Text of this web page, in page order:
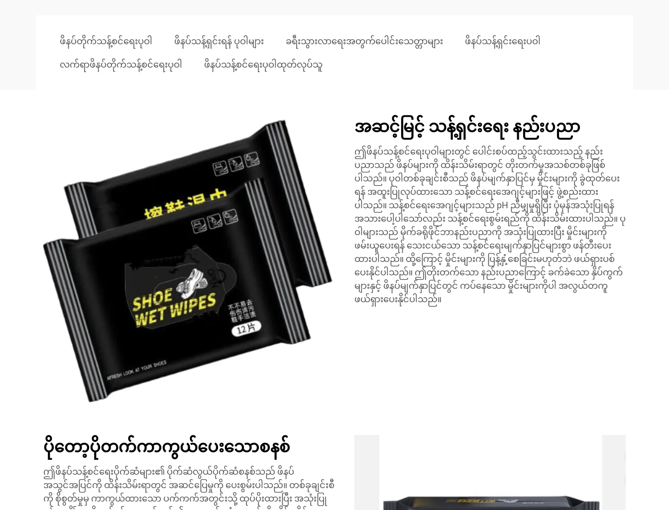
ဖိနပ်တိုက်သန့်စင်ရေးပုဝါ ဖိနပ်သန့်ရှင်းရန် ပုဝါများ ခရီးသွားလာရေးအတွက်ပေါင်းသေတ္တာများ ဖိနပ်သန့်ရှင်းရေးပဝါ
လက်ရာဖိနပ်တိုက်သန့်စင်ရေးပုဝါ ဖိနပ်သန့်စင်ရေးပုဝါထုတ်လုပ်သူ
အဆင့်မြင့် သန့်ရှင်းရေး နည်းပညာ
ဤဖိနပ်သန့်စင်ရေးပုဝါများတွင် ပေါင်းစပ်ထည့်သွင်းထားသည့် နည်း
ပညာသည် ဖိနပ်များကို ထိန်းသိမ်းရာတွင် တိုးတက်မှုအသစ်တစ်ခုဖြစ်
ပါသည်။ ပုဝါတစ်ခုချင်းစီသည် ဖိနပ်မျက်နှာပြင်မှ မှိုင်းများကို ခွဲထုတ်ပေး
ရန် အထူးပြုလုပ်ထားသော သန့်စင်ရေးအေဂျင့်များဖြင့် ဖွဲ့စည်းထား
ပါသည်။ သန့်စင်ရေးအေဂျင့်များသည် pH ညီမျှမှုရှိပြီး ပုံမှန်အသုံးပြုရန်
အသားပေါ့ပါသော်လည်း သန့်စင်ရေးစွမ်းရည်ကို ထိန်းသိမ်းထားပါသည်။ ပု
ဝါများသည် မိုက်ခရိုဖိုင်ဘာနည်းပညာကို အသုံးပြုထားပြီး မှိုင်းများကို
ဖမ်းယူပေးရန် သေးငယ်သော သန့်စင်ရေးမျက်နှာပြင်များစွာ ဖန်တီးပေး
ထားပါသည်။ ထို့ကြောင့် မှိုင်းများကို ပြန့်နှံ့စေခြင်းမဟုတ်ဘဲ ဖယ်ရှားပစ်
ပေးနိုင်ပါသည်။ ဤတိုးတက်သော နည်းပညာကြောင့် ခက်ခဲသော နှိပ်ကွက်
များနှင့် ဖိနပ်မျက်နှာပြင်တွင် ကပ်နေသော မှိုင်းများကိုပါ အလွယ်တကူ
ဖယ်ရှားပေးနိုင်ပါသည်။
ပိုတော့ပိုတက်ကာကွယ်ပေးသောစနစ်
ဤဖိနပ်သန့်စင်ရေးပိုက်ဆံများ၏ ပိုက်ဆံလွယ်ပိုက်ဆံစနစ်သည် ဖိနပ်
အသွင်အပြင်ကို ထိန်းသိမ်းရာတွင် အဆင်ပြေမှုကို ပေးစွမ်းပါသည်။ တစ်ခုချင်းစီ
ကို စိုစွတ်မှုမှ ကာကွယ်ထားသော ပက်ကက်အတွင်းသို့ ထုပ်ပိုးထားပြီး အသုံးပြု